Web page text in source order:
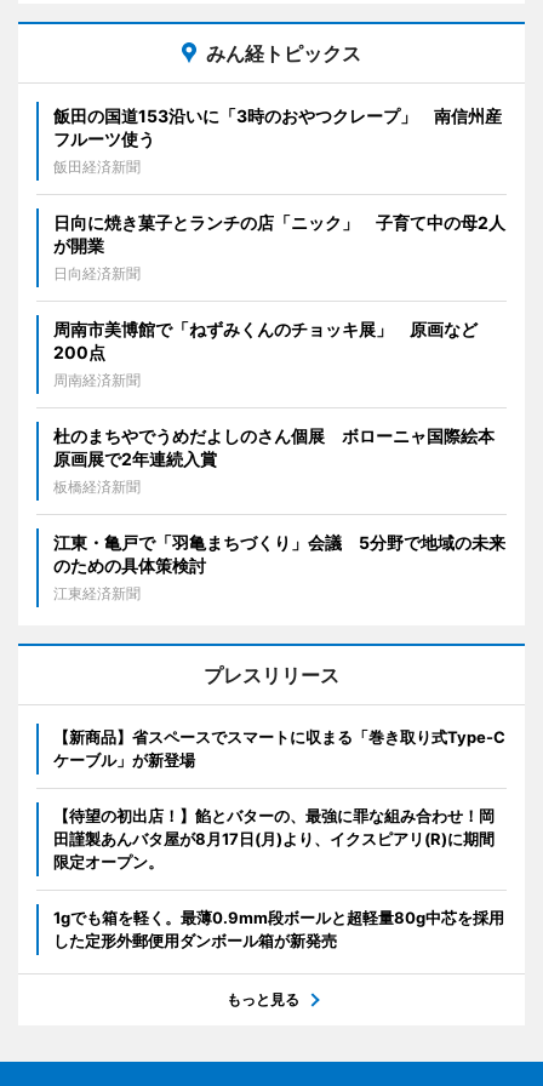
みん経トピックス
飯田の国道153沿いに「3時のおやつクレープ」 南信州産
フルーツ使う
飯田経済新聞
日向に焼き菓子とランチの店「ニック」 子育て中の母2人
が開業
日向経済新聞
周南市美博館で「ねずみくんのチョッキ展」 原画など
200点
周南経済新聞
杜のまちやでうめだよしのさん個展 ボローニャ国際絵本
原画展で2年連続入賞
板橋経済新聞
江東・亀戸で「羽亀まちづくり」会議 5分野で地域の未来
のための具体策検討
江東経済新聞
プレスリリース
【新商品】省スペースでスマートに収まる「巻き取り式Type-C
ケーブル」が新登場
【待望の初出店！】餡とバターの、最強に罪な組み合わせ！岡
田謹製あんバタ屋が8月17日(月)より、イクスピアリ(R)に期間
限定オープン。
1gでも箱を軽く。最薄0.9mm段ボールと超軽量80g中芯を採用
した定形外郵便用ダンボール箱が新発売
もっと見る